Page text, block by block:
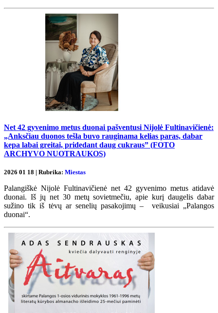
Net 42 gyvenimo metus duonai pašventusi Nijolė Fultinavičienė:
„Anksčiau duonos tešla buvo rauginama kelias paras, dabar
kepa labai greitai, pridedant daug cukraus” (FOTO
ARCHYVO NUOTRAUKOS)
2026 01 18 | Rubrika: Miestas
Palangiškė Nijolė Fultinavičienė net 42 gyvenimo metus atidavė
duonai. Iš jų net 30 metų sovietmečiu, apie kurį daugelis dabar
sužino tik iš tėvų ar senelių pasakojimų – veikusiai „Palangos
duonai“.